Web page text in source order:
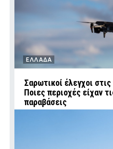
ΕΛΛΑΔΑ
Σαρωτικοί έλεγχοι
Ποιες περιοχές είχαν
παραβάσεις